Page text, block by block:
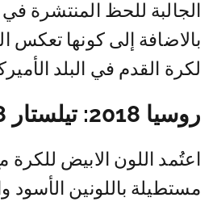
الجالبة للحظ المنتشرة في
بالاضافة إلى كونها تعكس
لكرة القدم في البلد
روسيا 2018: تيلستار 18
اعتُمد اللون الابيض للكرة
مستطيلة باللونين الأسود